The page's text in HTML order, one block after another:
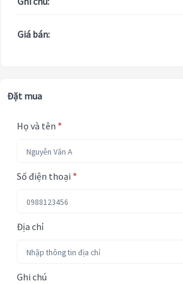
Giá bán:
Đặt mua
Họ và tên *
Số điện thoại *
Địa chỉ
Ghi chú